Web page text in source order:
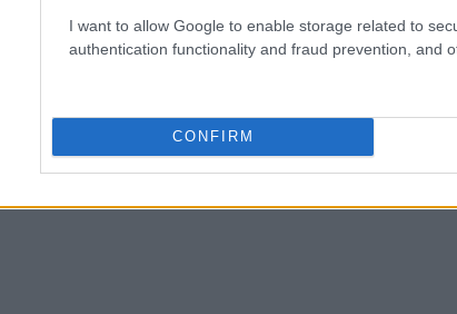
I want to allow Google to enable storage related to
authentication functionality and fraud prevention, and
CONFIRM